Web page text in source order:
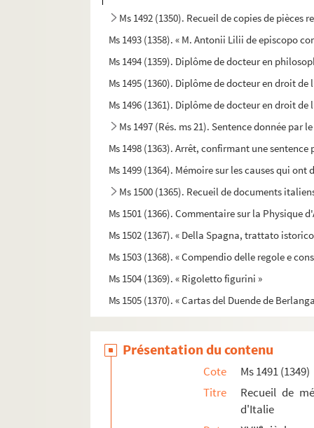
Ms 1492 (1350). Recueil de copies de
Ms 1493 (1358). « M. Antonii Lilii de episcopo
Ms 1494 (1359). Diplôme de docteur en
Ms 1495 (1360). Diplôme de docteur en droit
Ms 1496 (1361). Diplôme de docteur en droit
Ms 1497 (Rés. ms 21). Sentence donnée
Ms 1498 (1363). Arrêt, confirmant une
Ms 1499 (1364). Mémoire sur les causes qui
Ms 1500 (1365). Recueil de documents
Ms 1501 (1366). Commentaire sur la Physique
Ms 1502 (1367). « Della Spagna, trattato
Ms 1503 (1368). « Compendio delle regole e
Ms 1504 (1369). « Rigoletto figurini »
Ms 1505 (1370). « Cartas del Duende de
Ms 1507 (1372). « De due vescovi simultanei
Ms 1508 (1373). Copie de la correspondance
Ms 1509 (1374). Recueil de pièces
Ms 1510 (1375). Luigi Farsetti, Poésies
Présentation du contenu
Cote
Ms 1491 (1349)
Titre
Recueil de
d'Italie